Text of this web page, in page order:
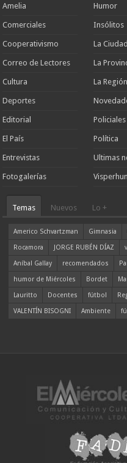
Amelia
Comerciales
Cooperativismo
Correo de Lectores
Cultura
Deportes
Editorial
El País
Entrevistas
Fotogalerías
Humor
Insólitos
La Ciudad
La
La Región
Policiales
Política
Ultimas
Temas Nuevos Lo +
Americo Schvartzman Gimnasia
Rocamora
JORGE RUBÉN DÍAZ
Aníbal Gallay
recomendados
humor de Miércoles
Bordet
Lauritto
Docentes fútbol
VALENTÍN BISOGNI
Ambiente